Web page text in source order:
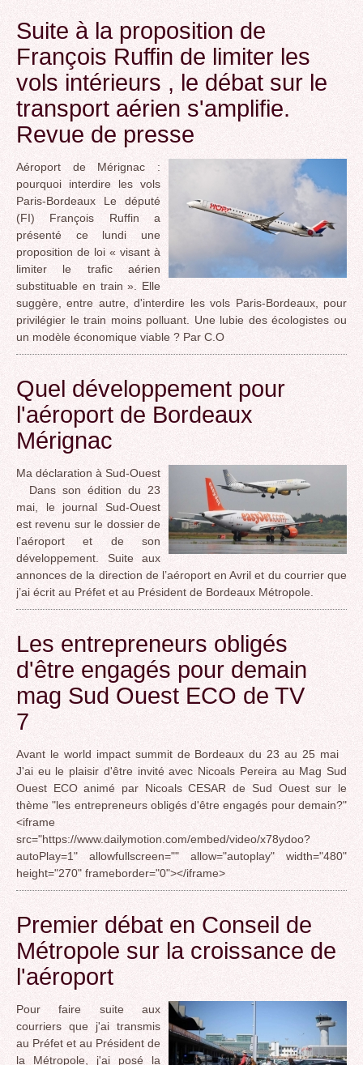
Suite à la proposition de
François Ruffin de limiter les
vols intérieurs , le débat sur le
transport aérien s'amplifie.
Revue de presse
Aéroport de Mérignac :
pourquoi interdire les vols
Paris-Bordeaux Le député
(FI) François Ruffin a
présenté ce lundi une
proposition de loi « visant à
limiter le trafic aérien
substituable en train ». Elle
suggère, entre autre, d'interdire les vols Paris-Bordeaux, pour
privilégier le train moins polluant. Une lubie des écologistes ou
un modèle économique viable ? Par C.O
Quel développement pour
l'aéroport de Bordeaux
Mérignac
Ma déclaration à Sud-Ouest
Dans son édition du 23
mai, le journal Sud-Ouest
est revenu sur le dossier de
l’aéroport et de son
développement. Suite aux
annonces de la direction de l’aéroport en Avril et du courrier que
j’ai écrit au Préfet et au Président de Bordeaux Métropole.
Les entrepreneurs obligés
d'être engagés pour demain
mag Sud Ouest ECO de TV
7
Avant le world impact summit de Bordeaux du 23 au 25 mai
J'ai eu le plaisir d'être invité avec Nicoals Pereira au Mag Sud
Ouest ECO animé par Nicoals CESAR de Sud Ouest sur le
thème "les entrepreneurs obligés d'être engagés pour demain?"
<iframe
src="https://www.dailymotion.com/embed/video/x78ydoo?
autoPlay=1" allowfullscreen="" allow="autoplay" width="480"
height="270" frameborder="0"></iframe>
Premier débat en Conseil de
Métropole sur la croissance de
l'aéroport
Pour faire suite aux
courriers que j'ai transmis
au Préfet et au Président de
la Métropole, j'ai posé la